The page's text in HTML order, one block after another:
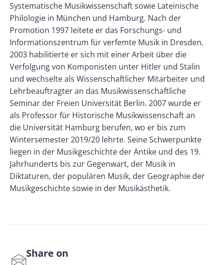
Systematische Musikwissenschaft sowie Lateinische
Philologie in München und Hamburg. Nach der
Promotion 1997 leitete er das Forschungs- und
Informationszentrum für verfemte Musik in Dresden.
2003 habilitierte er sich mit einer Arbeit über die
Verfolgung von Komponisten unter Hitler und Stalin
und wechselte als Wissenschaftlicher Mitarbeiter und
Lehrbeauftragter an das Musikwissenschaftliche
Seminar der Freien Universität Berlin. 2007 wurde er
als Professor für Historische Musikwissenschaft an
die Universität Hamburg berufen, wo er bis zum
Wintersemester 2019/20 lehrte. Seine Schwerpunkte
liegen in der Musikgeschichte der Antike und des 19.
Jahrhunderts bis zur Gegenwart, der Musik in
Diktaturen, der populären Musik, der Geographie der
Musikgeschichte sowie in der Musikästhetik.
S
Share on